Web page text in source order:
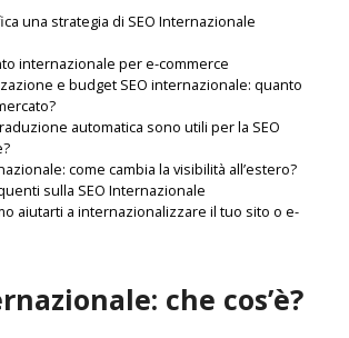
una strategia di SEO Internazionale
internazionale per e-commerce
e budget SEO internazionale: quanto
automatica sono utili per la SEO
come cambia la visibilità all’estero?
sulla SEO Internazionale
aiutarti a internazionalizzare il tuo sito o e-
che cos’è?